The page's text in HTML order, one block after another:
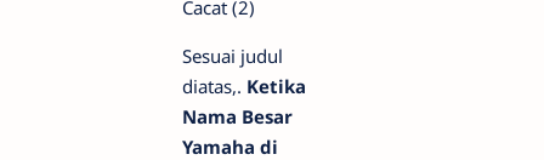
Sesuai judul
diatas,. Ketika
Nama Besar
Yamaha di